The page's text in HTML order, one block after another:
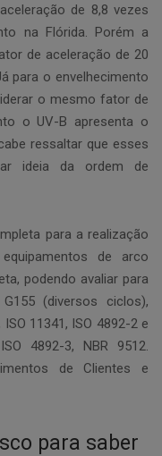
de 8,8 vezes
na Flórida. Porém a
de aceleração de 20
para o envelhecimento
o mesmo fator de
o UV-B apresenta o
ressaltar que esses
ideia da ordem de
para a realização
de arco
podendo avaliar para
(diversos ciclos),
11341, ISO 4892-2 e
4892-3, NBR 9512.
de Clientes e
para saber